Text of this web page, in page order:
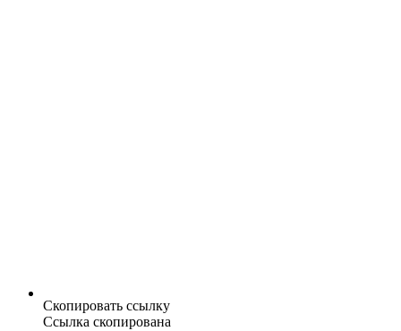
Скопировать ссылку
Ссылка скопирована